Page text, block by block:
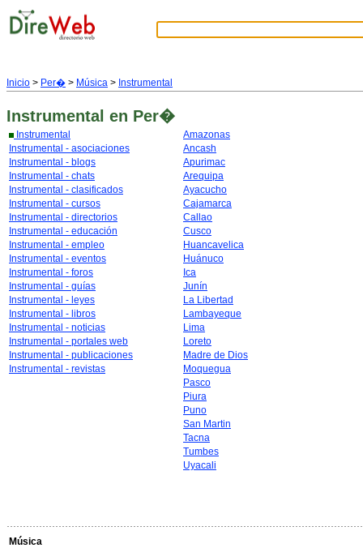
Inicio > Per� > Música > Instrumental
Instrumental en Per�
Instrumental
Instrumental - asociaciones
Instrumental - blogs
Instrumental - chats
Instrumental - clasificados
Instrumental - cursos
Instrumental - directorios
Instrumental - educación
Instrumental - empleo
Instrumental - eventos
Instrumental - foros
Instrumental - guías
Instrumental - leyes
Instrumental - libros
Instrumental - noticias
Instrumental - portales web
Instrumental - publicaciones
Instrumental - revistas
Amazonas
Ancash
Apurimac
Arequipa
Ayacucho
Cajamarca
Callao
Cusco
Huancavelica
Huánuco
Ica
Junín
La Libertad
Lambayeque
Lima
Loreto
Madre de Dios
Moquegua
Pasco
Piura
Puno
San Martin
Tacna
Tumbes
Uyacali
Música